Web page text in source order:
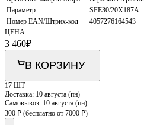
Параметр
SFE30/20X187A
Номер EAN/Штрих-код
4057276164543
ЦЕНА
3 460₽
В КОРЗИНУ
17 ШТ
Доставка: 10 августа (пн)
Самовывоз: 10 августа (пн)
300 ₽ (бесплатно от 7000 ₽)